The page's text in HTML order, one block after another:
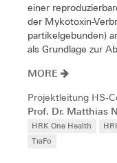
einer
der Mykotoxin-
partikelgebunden)
als Grundlage zur
MORE
Projektleitung HS-
Prof. Dr. Matthias
HRK One Health
TraFo